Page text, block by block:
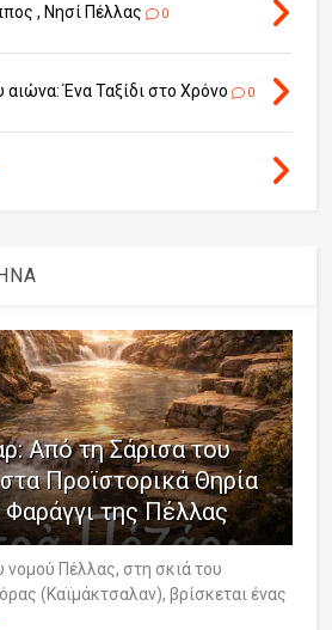
, Νησί Πέλλας 0
αιώνα: Ένα Ταξίδι στο Χρόνο 0
Από τη Σάρισα του
Προϊστορικά Θηρία
της Πέλλας
νομού Πέλλας, στη σκιά του
(Καϊμάκτσαλαν), βρίσκεται ένας